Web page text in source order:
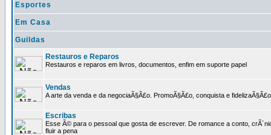
Esportes
Em Casa
Guildas
Restauros e Reparos
Restauros e reparos em livros, documentos, enfim em suporte papel
Vendas
A arte da venda e da negociaÃ§Ã£o. PromoÃ§Ã£o, conquista e
Escribas
Esse Ã© para o pessoal que gosta de escrever. De romance a conto,
fluir a pena